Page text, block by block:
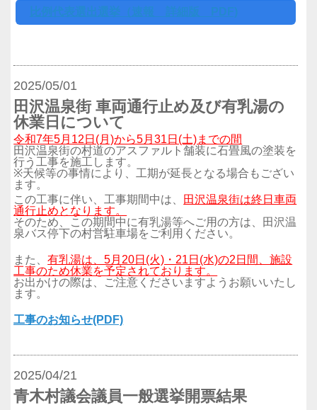
比例代表選出選挙（速報 詳細版 PDF)
2025/05/01
田沢温泉街 車両通行止め及び有乳湯の
休業日について
令和7年5月12日(月)から5月31日(土)までの間
田沢温泉街の村道のアスファルト舗装に石畳風の塗装を
行う工事を施工します。
※天候等の事情により、工期が延長となる場合もござい
ます。
この工事に伴い、工事期間中は、
田沢温泉街は終日車両
通行止めとなります。
そのため、この期間中に有乳湯等へご用の方は、田沢温
泉バス停下の村営駐車場をご利用ください。
また、有乳湯は、5月20日(火)・21日(水)の2日間、施設
工事のため休業を予定されております。
お出かけの際は、ご注意くださいますようお願いいたし
ます。
工事のお知らせ(PDF)
2025/04/21
青木村議会議員一般選挙開票結果